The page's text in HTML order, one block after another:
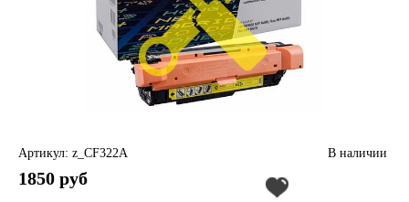
Артикул: z_CF322A В наличии
1850 руб